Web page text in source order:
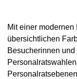
Mit einer
übersichtlichen
Besucherinnen